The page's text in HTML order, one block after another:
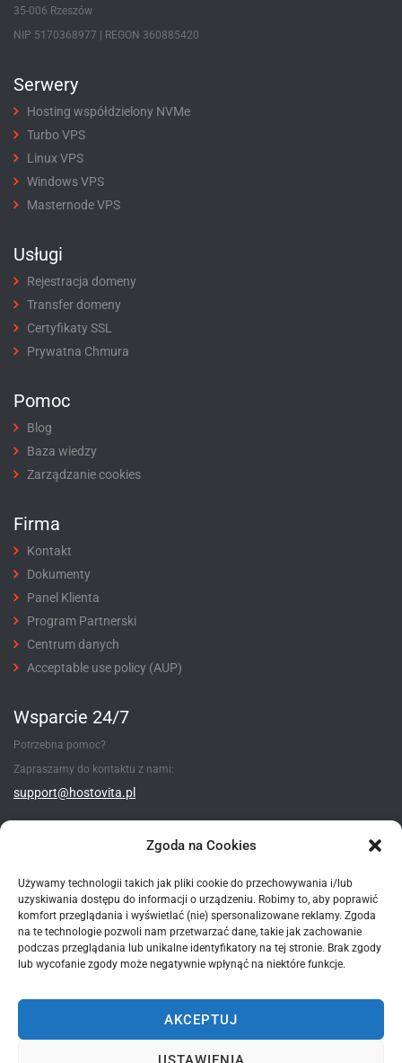
Zgoda na Cookies
Używamy technologii takich jak pliki cookie do przechowywania i/lub
uzyskiwania dostępu do informacji o urządzeniu. Robimy to, aby poprawić
komfort przeglądania i wyświetlać (nie) spersonalizowane reklamy. Zgoda
na te technologie pozwoli nam przetwarzać dane, takie jak zachowanie
podczas przeglądania lub unikalne identyfikatory na tej stronie. Brak zgody
lub wycofanie zgody może negatywnie wpłynąć na niektóre funkcje.
AKCEPTUJ
35-006 Rzeszów
NIP 5170368977 | REGON 360885420
Serwery
Hosting współdzielony NVMe
Turbo VPS
Linux VPS
Windows VPS
Masternode VPS
Usługi
Rejestracja domeny
Transfer domeny
Certyfikaty SSL
Prywatna Chmura
Pomoc
Blog
Baza wiedzy
Zarządzanie cookies
Firma
Kontakt
Dokumenty
Panel Klienta
Program Partnerski
Centrum danych
Acceptable use policy (AUP)
Wsparcie 24/7
Potrzebna pomoc?
Zapraszamy do kontaktu z nami:
support@hostovita.pl
Metody płatności
*wszystkie podane ceny - są cenami brutto zawierające 23% VAT